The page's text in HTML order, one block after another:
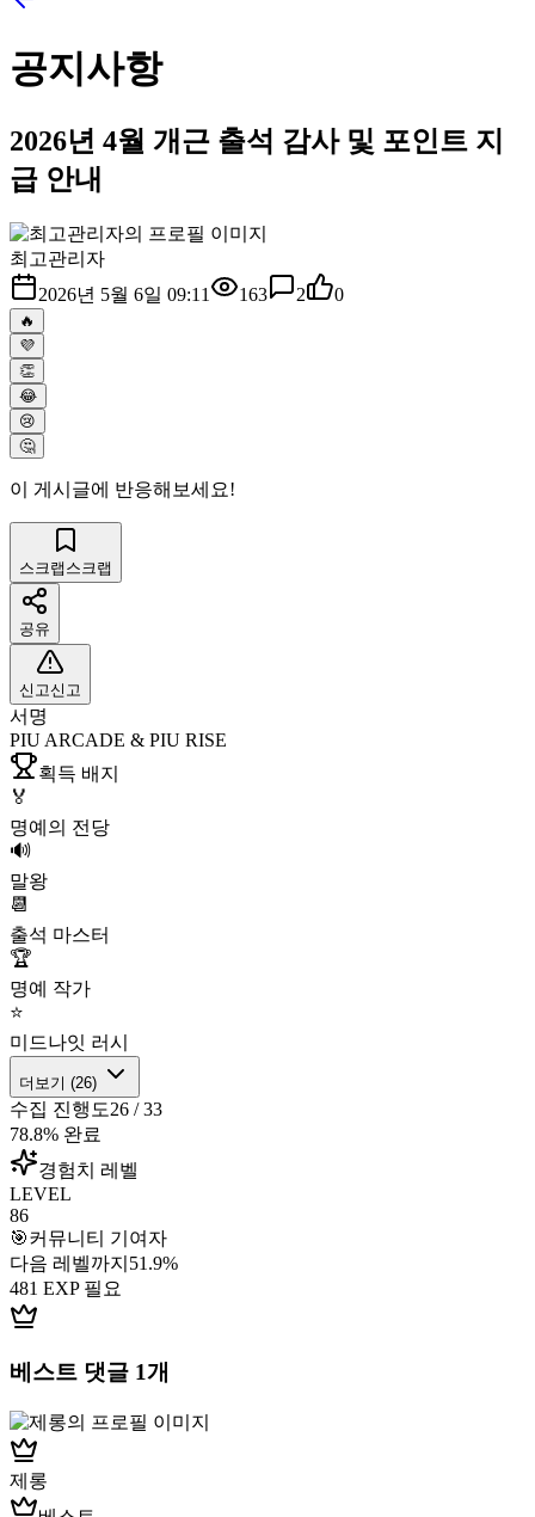
공지사항
2026년 4월 개근 출석 감사 및 포인트 지
급 안내
최고관리자
2026년 5월 6일 09:11
163 2 0
🔥
💜
👏
😂
😢
🤔
이 게시글에 반응해보세요!
스크랩 스크랩
공유
신고신고
서명
PIU ARCADE & PIU RISE
획득 배지
🏅
명예의 전당
🔊
말왕
📆
출석 마스터
🏆
명예 작가
⭐
미드나잇 러시
더보기 (26)
수집 진행도26 /33
78.8% 완료
경험치 레벨
LEVEL
86
🎯커뮤니티 기여자
다음 레벨까지 51.9%
481 EXP 필요
베스트 댓글 1개
제롱